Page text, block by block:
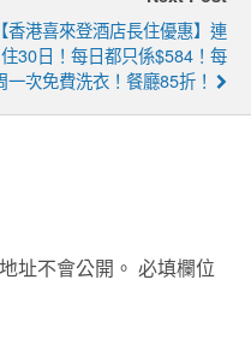
【香港喜來登酒店長住優惠】連
住30日！每日都只係$584！每
一次免費洗衣！餐廳85折！
址不會公開。 必填欄位